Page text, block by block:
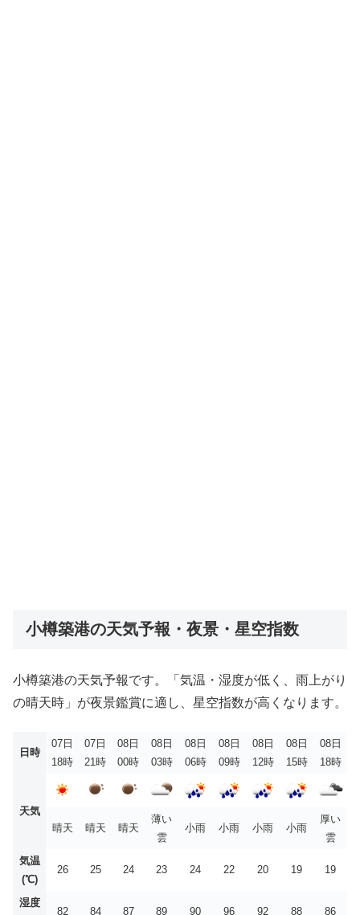
小樽築港の天気予報・夜景・星空指数
小樽築港の天気予報です。「気温・湿度が低く、雨上がり
の晴天時」が夜景鑑賞に適し、星空指数が高くなります。
日時
07日
18時
07日
21時
08日
00時
08日
03時
08日
06時
08日
09時
08日
12時
08日
15時
08日
18時
天気
晴天
晴天 晴天
薄い
雲
小雨 小雨 小雨 小雨
厚い
雲
気温
(℃)
26 25 24 23 24 22 20 19 19
湿度
82 84 87 89 90 96 92 88 86